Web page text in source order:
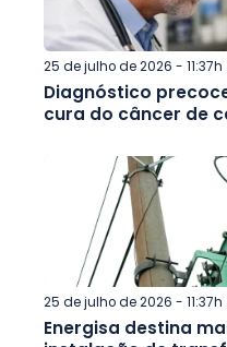
25 de julho de 2026 - 11:37h
Diagnóstico
cura do câncer de
25 de julho de 2026 - 11:37h
Energisa destina